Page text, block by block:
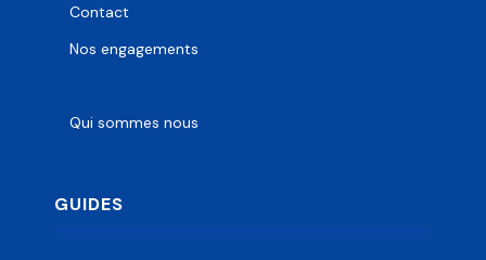
Contact
Nos engagements
Qui sommes nous
GUIDES